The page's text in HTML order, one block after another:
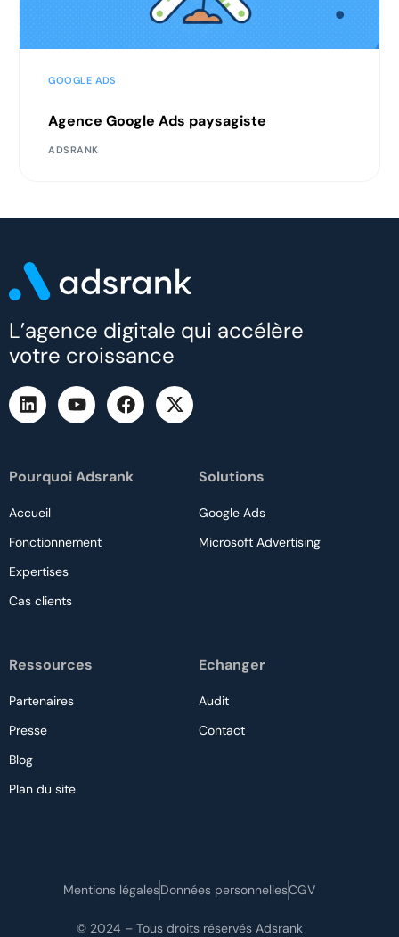
GOOGLE ADS
Agence Google Ads paysagiste
ADSRANK
L’agence digitale qui accélère
votre croissance
Pourquoi Adsrank
Accueil
Fonctionnement
Expertises
Cas clients
Solutions
Google Ads
Microsoft Advertising
Ressources
Partenaires
Presse
Blog
Plan du site
Echanger
Audit
Contact
© 2024 – Tous droits réservés Adsrank
Mentions légalesDonnées personnellesCGV
Audit gratuit